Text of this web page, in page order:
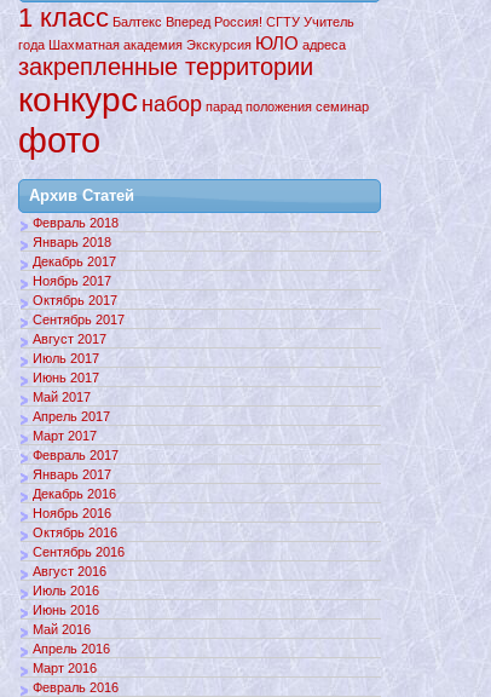
1 класс Балтекс Вперед Россия! СГТУ Учитель
года Шахматная академия Экскурсия ЮЛО адреса
закрепленные территории
конкурс набор парад положения семинар
фото
Архив Статей
Февраль 2018
Январь 2018
Декабрь 2017
Ноябрь 2017
Октябрь 2017
Сентябрь 2017
Август 2017
Июль 2017
Июнь 2017
Май 2017
Апрель 2017
Март 2017
Февраль 2017
Январь 2017
Декабрь 2016
Ноябрь 2016
Октябрь 2016
Сентябрь 2016
Август 2016
Июль 2016
Июнь 2016
Май 2016
Апрель 2016
Март 2016
Февраль 2016